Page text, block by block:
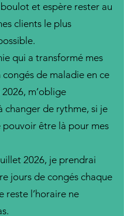
et espère rester au
clients le plus
qui a transformé mes
congés de maladie en ce
m’oblige
changer de rythme, si je
pouvoir être là pour mes
2026, je prendrai
jours de congés chaque
reste l’horaire ne